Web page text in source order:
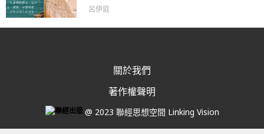
呂伊庭
關於我們
著作權聲明
@ 2023 聯經思想空間 Linking Vision